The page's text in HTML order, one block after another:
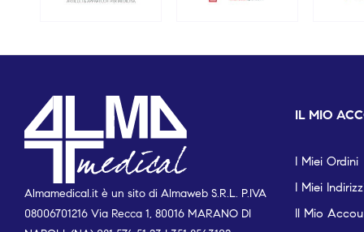
Almamedical.it è un sito di Almaweb S.R.L. P.IVA
08006701216 Via Recca 1, 80016 MARANO DI
IL MIO
I Miei Ordini
I Miei
Il Mio